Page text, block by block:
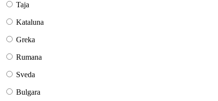
Taja
Kataluna
Greka
Rumana
Sveda
Bulgara